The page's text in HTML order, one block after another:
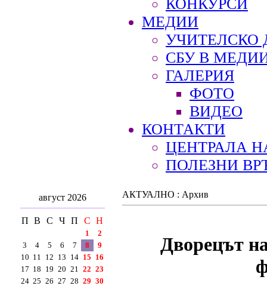
КОНКУРСИ
МЕДИИ
УЧИТЕЛСКО
СБУ В
ГАЛЕРИЯ
ФОТО
ВИДЕО
КОНТАКТИ
ЦЕНТРАЛА
ПОЛЕЗНИ
август 2026
П В С Ч П С Н
1
2
3
4 5 6 7 8
9
10 11 12 13 14 15 16
17 18 19 20 21 22 23
24 25 26 27 28 29 30
АКТУАЛНО : Архив
Дворецът